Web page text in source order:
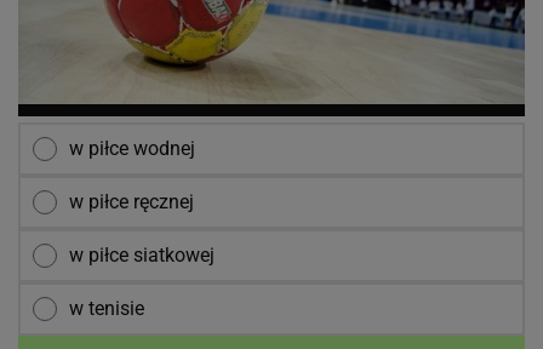
w piłce wodnej
w piłce ręcznej
w piłce siatkowej
w tenisie